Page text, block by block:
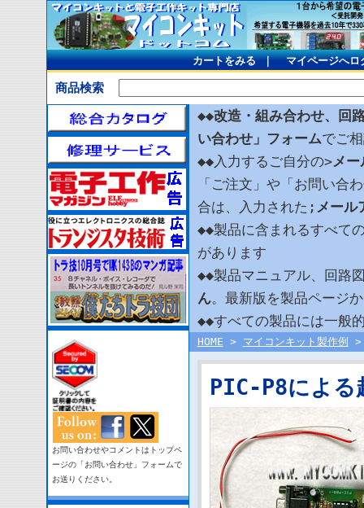
カートをみる｜ マイページへロ
商品検索
お問い合わせやコメントはトップペ
ージの「お問い合わせ」フォームで
お送りください。
◆◆改造・組み合わせ、回
い合わせ」フォームでご
◆◆入力するご自分の>メー
「ご注文」や「お問い合
合は、入力された; メール
◆◆製品に含まれるすべて
があります
◆◆製品マニュアル、回路
ん。最新版を製品ページ
◆◆すべての製品には一般
HOME > マイコンキット製作例
PIC-P8による